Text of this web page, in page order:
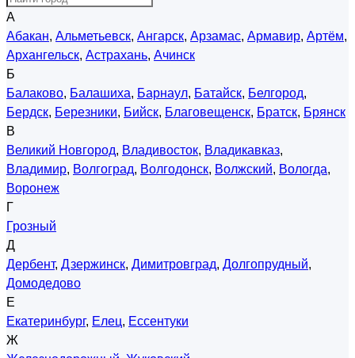
А
Абакан, Альметьевск, Ангарск, Арзамас, Армавир, Артём,
Архангельск, Астрахань, Ачинск
Б
Балаково, Балашиха, Барнаул, Батайск, Белгород,
Бердск, Березники, Бийск, Благовещенск, Братск, Брянск
В
Великий Новгород, Владивосток, Владикавказ,
Владимир, Волгоград, Волгодонск, Волжский, Вологда,
Воронеж
Г
Грозный
Д
Дербент, Дзержинск, Димитровград, Долгопрудный,
Домодедово
Е
Екатеринбург, Елец, Ессентуки
Ж